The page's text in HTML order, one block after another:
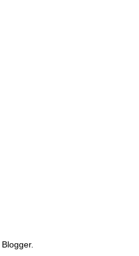
Blogger.